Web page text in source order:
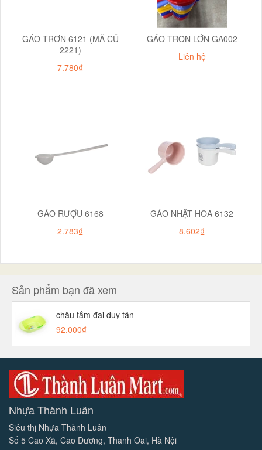
GÁO TRƠN 6121 (MÃ CŨ
2221)
7.780₫
GÁO TRÒN LỚN GA002
Liên hệ
GÁO RƯỢU 6168
2.783₫
GÁO NHẬT HOA 6132
8.602₫
Sản phẩm bạn đã xem
chậu tắm đại duy tân
92.000₫
Nhựa Thành Luân
Siêu thị Nhựa Thành Luân
Số 5 Cao Xã, Cao Dương, Thanh Oai, Hà Nội